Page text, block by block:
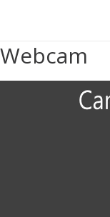
Webcam